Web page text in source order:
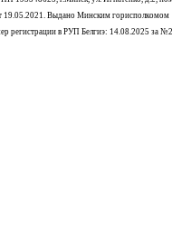
19.05.2021. Выдано Минским горисполкомом
регистрации в РУП Белгиэ: 14.08.2025 за